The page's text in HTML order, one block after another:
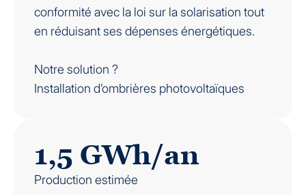
conformité avec la loi sur la solarisation tout
en réduisant ses dépenses énergétiques.
Notre solution ?
Installation d’ombrières photovoltaïques
1,5 GWh/an
Production estimée